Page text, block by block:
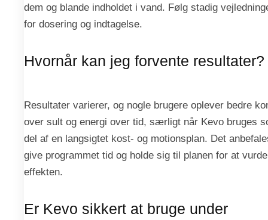
dem og blande indholdet i vand. Følg stadig
for dosering og indtagelse.
Hvornår kan jeg forvente resultater?
Resultater varierer, og nogle brugere oplever bedre
over sult og energi over tid, særligt når Kevo bruges
del af en langsigtet kost- og motionsplan. Det
give programmet tid og holde sig til planen for at
effekten.
Er Kevo sikkert at bruge under